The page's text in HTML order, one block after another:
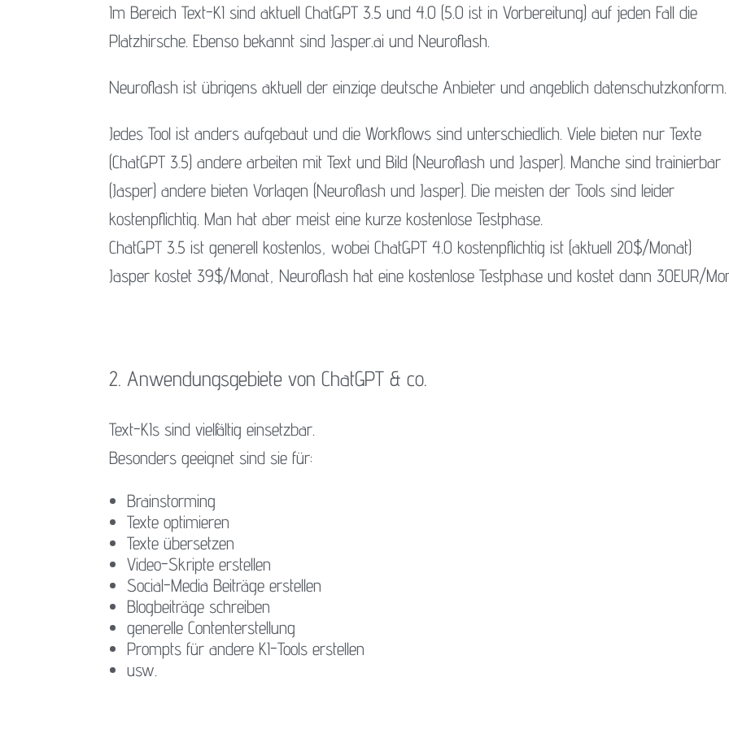
Im Bereich Text-KI sind aktuell ChatGPT 3.5 und 4.0 (5.0 ist in Vorbereitung) auf jeden Fall die
Platzhirsche. Ebenso bekannt sind Jasper.ai und Neuroflash.
Neuroflash ist übrigens aktuell der einzige deutsche Anbieter und angeblich datenschutzkonform.
Jedes Tool ist anders aufgebaut und die Workflows sind unterschiedlich. Viele bieten nur Texte
(ChatGPT 3.5) andere arbeiten mit Text und Bild (Neuroflash und Jasper). Manche sind trainierbar
(Jasper) andere bieten Vorlagen (Neuroflash und Jasper). Die meisten der Tools sind leider
kostenpflichtig. Man hat aber meist eine kurze kostenlose Testphase.
ChatGPT 3.5 ist generell kostenlos, wobei ChatGPT 4.0 kostenpflichtig ist (aktuell 20$/Monat)
Jasper kostet 39$/Monat, Neuroflash hat eine kostenlose Testphase und kostet dann 30EUR/
2. Anwendungsgebiete von ChatGPT & co.
Text-KIs sind vielfältig einsetzbar.
Besonders geeignet sind sie für:
Brainstorming
Texte optimieren
Texte übersetzen
Video-Skripte erstellen
Social-Media Beiträge erstellen
Blogbeiträge schreiben
generelle Contenterstellung
Prompts für andere KI-Tools erstellen
usw.